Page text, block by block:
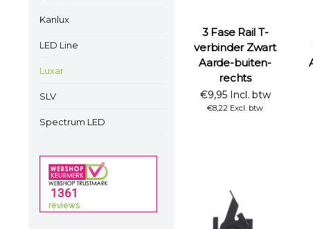
Kanlux
LED Line
Luxar
SLV
Spectrum LED
3 Fase Rail T-
verbinder Zwart
Aarde-buiten-
rechts
€9,95 Incl. btw
€8,22 Excl. btw